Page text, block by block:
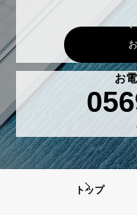
お
トップ